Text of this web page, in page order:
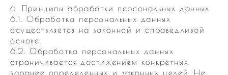
6. Принципы обработки персональных данных
6.1. Обработка персональных данных
осуществляется на законной и справедливой
основе.
6.2. Обработка персональных данных
ограничивается достижением конкретных,
заранее определенных и законных целей. Не